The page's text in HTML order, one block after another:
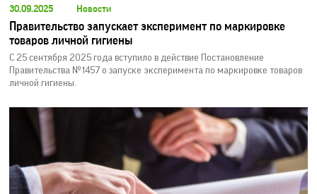
30.09.2025 Новости
Правительство запускает эксперимент по маркировке
товаров личной гигиены
С 25 сентября 2025 года вступило в действие Постановление
Правительства №1457 о запуске эксперимента по маркировке товаров
личной гигиены.